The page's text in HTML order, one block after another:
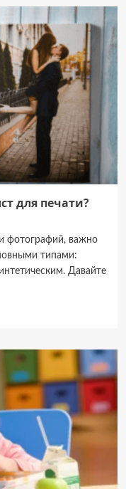
для печати?
фотографий, важно
типами:
Давайте